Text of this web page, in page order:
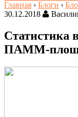
Главная › Блоги ›
30.12.2018
Статистика
ПАММ-